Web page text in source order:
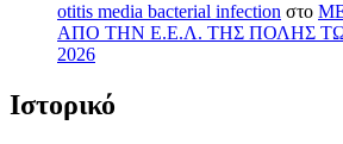
otitis media bacterial infection στο
ΑΠΟ ΤΗΝ Ε.Ε.Λ. ΤΗΣ ΠΟΛΗΣ
2026
Ιστορικό